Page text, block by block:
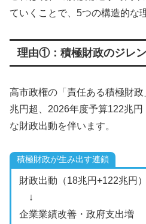
ていくことで、5つの構造的な
理由①：積極財政のジレ
高市政権の「責任ある積極財
兆円超、2026年度予算122兆
な財政出動を伴います。
積極財政が生み出す連鎖
財政出動（18兆円+122兆円）
↓
企業業績改善・政府支出増